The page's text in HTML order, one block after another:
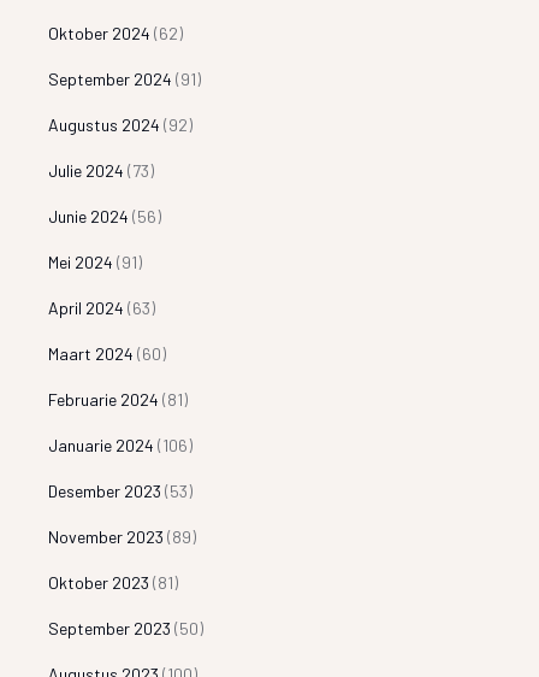
Oktober 2024 (62)
September 2024 (91)
Augustus 2024 (92)
Julie 2024 (73)
Junie 2024 (56)
Mei 2024 (91)
April 2024 (63)
Maart 2024 (60)
Februarie 2024 (81)
Januarie 2024 (106)
Desember 2023 (53)
November 2023 (89)
Oktober 2023 (81)
September 2023 (50)